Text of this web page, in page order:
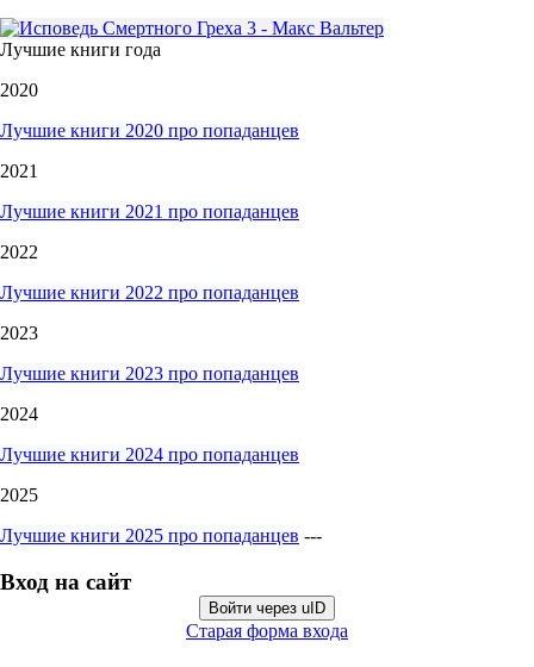
Лучшие книги года
2020
Лучшие книги 2020 про попаданцев
2021
Лучшие книги 2021 про попаданцев
2022
Лучшие книги 2022 про попаданцев
2023
Лучшие книги 2023 про попаданцев
2024
Лучшие книги 2024 про попаданцев
2025
Лучшие книги 2025 про попаданцев ---
Вход на сайт
Войти через uID
Старая форма входа